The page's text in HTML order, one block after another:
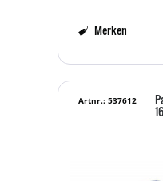
Merken
Artnr.: 537612